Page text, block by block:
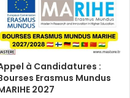
à Candidatures :
Erasmus Mundus
2027